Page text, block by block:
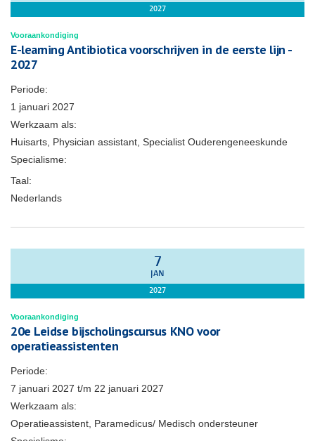
2027
Vooraankondiging
E-learning Antibiotica voorschrijven in de eerste lijn -
2027
Periode:
1 januari 2027
Werkzaam als:
Huisarts, Physician assistant, Specialist Ouderengeneeskunde
Specialisme:
Taal:
Nederlands
7
JAN
2027
Vooraankondiging
20e Leidse bijscholingscursus KNO voor
operatieassistenten
Periode:
7 januari 2027 t/m 22 januari 2027
Werkzaam als:
Operatieassistent, Paramedicus/ Medisch ondersteuner